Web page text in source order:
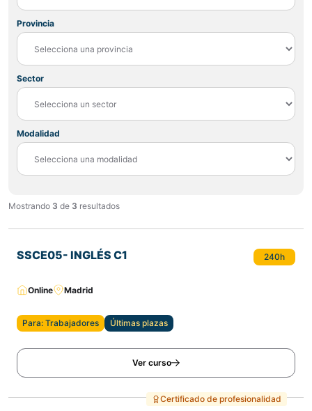
Provincia
Sector
Modalidad
Mostrando 3 de 3 resultados
SSCE05- INGLÉS C1 240h
Online Madrid
Para: Trabajadores Últimas plazas
Ver curso
Certificado de profesionalidad